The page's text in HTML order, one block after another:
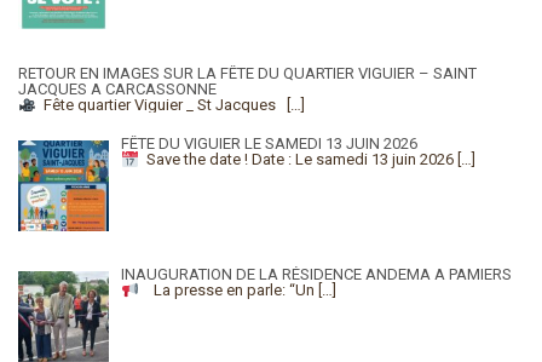
RETOUR EN IMAGES SUR LA FÊTE DU QUARTIER VIGUIER – SAINT
JACQUES A CARCASSONNE
Fête quartier Viguier _ St Jacques
[…]
FÊTE DU VIGUIER LE SAMEDI 13 JUIN 2026
Save the date ! Date : Le samedi 13 juin 2026 […]
INAUGURATION DE LA RÉSIDENCE ANDEMA A PAMIERS
La presse en parle: “Un […]